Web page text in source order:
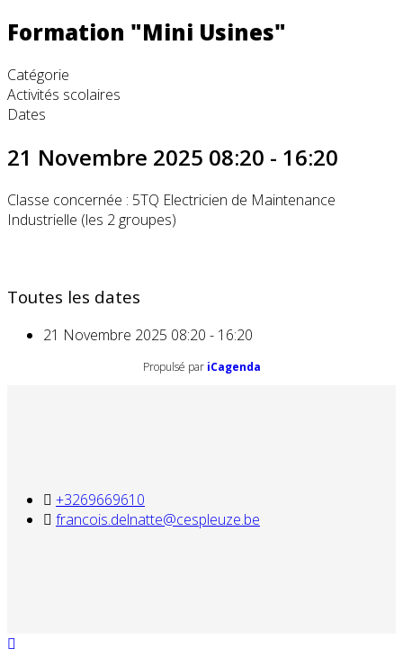
Formation "Mini Usines"
Catégorie
Activités scolaires
Dates
21 Novembre 2025 08:20 - 16:20
Classe concernée : 5TQ Electricien de Maintenance
Industrielle (les 2 groupes)
Toutes les dates
21 Novembre 2025 08:20 - 16:20
Propulsé par iCagenda
+3269669610
francois.delnatte@cespleuze.be